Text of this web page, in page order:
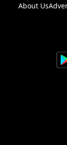
About Us